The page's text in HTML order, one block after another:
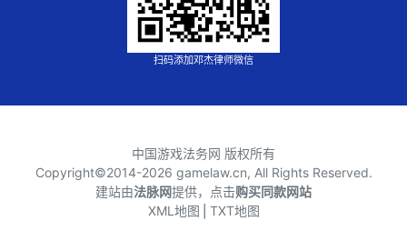
扫码添加邓杰律师微信
中国游戏法务网 版权所有
Copyright©2014-2026 gamelaw.cn, All Rights Reserved.
建站由法脉网提供，点击购买同款网站
XML地图
TXT地图